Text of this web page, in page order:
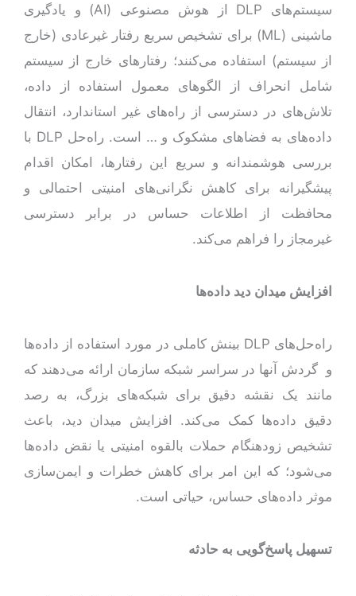
سیستم‌های DLP از هوش مصنوعی (AI) و یادگیری
ماشینی (ML) برای تشخیص سریع رفتار غیرعادی (خارج
از سیستم) استفاده می‌کنند؛ رفتارهای خارج از سیستم
شامل انحراف از الگوهای معمول استفاده از داده،
تلاش‌های در دسترسی از راه‌های غیر استاندارد، انتقال
داده‌های به فضاهای مشکوک و … است. راه‌حل DLP با
بررسی هوشمندانه و سریع این رفتارها، امکان اقدام
پیشگیرانه برای کاهش نگرانی‌های امنیتی احتمالی و
محافظت از اطلاعات حساس در برابر دسترسی
غیرمجاز را فراهم می‌کند.
افزایش میدان دید داده‌ها
راه‌حل‌های DLP بینش کاملی در مورد استفاده از داده‌ها
و گردش آنها در سراسر شبکه سازمان ارائه می‌دهند که
مانند یک نقشه دقیق برای شبکه‌های بزرگ، به رصد
دقیق داده‌ها کمک می‌کند. افزایش میدان دید، باعث
تشخیص زودهنگام حملات بالقوه امنیتی یا نقض داده‌ها
می‌شود؛ که این امر برای کاهش خطرات و ایمن‌سازی
موثر داده‌های حساس، حیاتی است.
تسهیل پاسخ‌گویی به حادثه